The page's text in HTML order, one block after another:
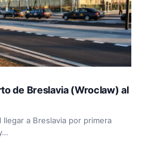
de Breslavia (Wroclaw) al
a Breslavia por primera